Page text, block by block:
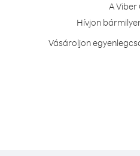
A
Hívjon
Vásároljon